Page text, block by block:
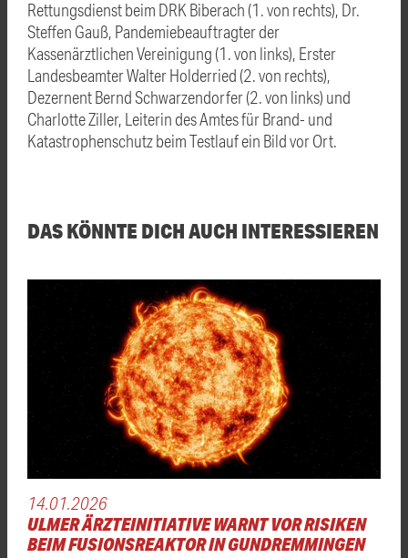
Rettungsdienst beim DRK Biberach (1. von rechts), Dr.
Steffen Gauß, Pandemiebeauftragter der
Kassenärztlichen Vereinigung (1. von links), Erster
Landesbeamter Walter Holderried (2. von rechts),
Dezernent Bernd Schwarzendorfer (2. von links) und
Charlotte Ziller, Leiterin des Amtes für Brand- und
Katastrophenschutz beim Testlauf ein Bild vor Ort.
DAS KÖNNTE DICH AUCH INTERESSIEREN
14.01.2026
ULMER ÄRZTEINITIATIVE WARNT VOR RISIKEN
BEIM FUSIONSREAKTOR IN GUNDREMMINGEN